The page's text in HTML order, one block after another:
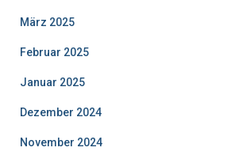
März 2025
Februar 2025
Januar 2025
Dezember 2024
November 2024